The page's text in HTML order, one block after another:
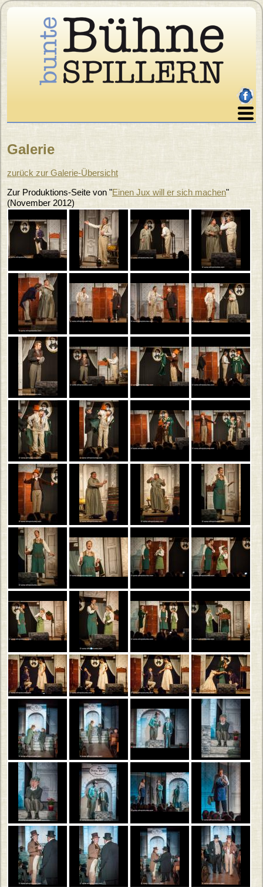
Direkt zum Inhalt
Über uns
Archiv
Galerie
Presse
Impressum
Sie sind hier
Galerie
zurück zur Galerie-Übersicht
Zur Produktions-Seite von "Einen Jux will er sich machen"
(November 2012)